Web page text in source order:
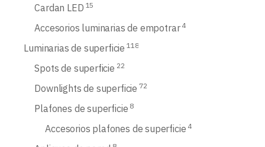
Cardan LED 15
Accesorios luminarias de empotrar 4
Luminarias de superficie 118
Spots de superficie 22
Downlights de superficie 72
Plafones de superficie 8
Accesorios plafones de superficie 4